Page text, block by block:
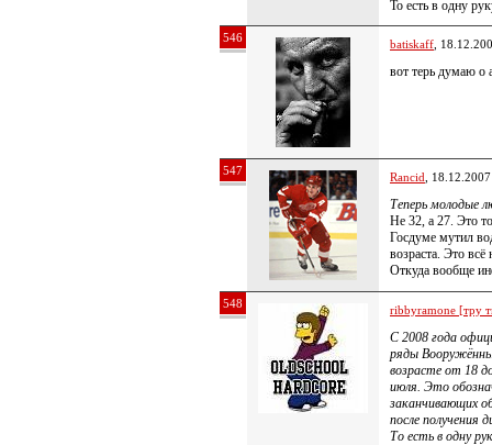
То есть в одну
546 batiskaff ,
вот терь думаю о
547 Rancid ,
Теперь молодые
Не 32, а 27. Это
Госдуме мутил
возраста. Это всё
Откуда вообще
548 ribbyramone [тру
C 2008 года
ряды
возрасте от 18
июля. Это
заканчивающих
после получения
То есть в одну